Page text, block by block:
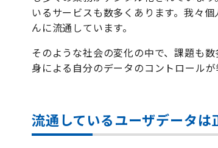
いるサービスも数多くあります。我々
んに流通しています。
そのような社会の変化の中で、課題も
身による自分のデータのコントロール
流通しているユーザデータは